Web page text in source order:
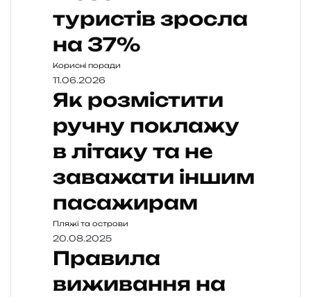
туристів зросла
на 37%
Корисні поради
11.06.2026
Як розмістити
ручну поклажу
в літаку та не
заважати іншим
пасажирам
Пляжі та острови
20.08.2025
Правила
виживання на